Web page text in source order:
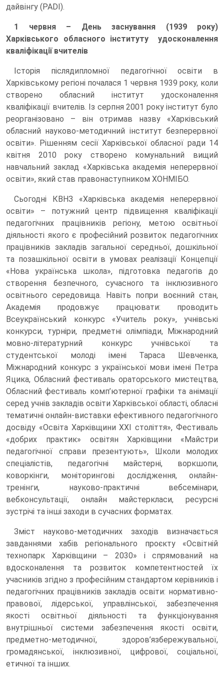
дайвінгу (PADI).
1 червня – День заснування (1939 року)
Харківського обласного інституту удосконалення
кваліфікації вчителів
Історія післядипломної педагогічної освіти в
Харківському регіоні почалася 1 червня 1939 року, коли
створено обласний інститут удосконалення
кваліфікації вчителів. Із серпня 2001 року інститут було
реорганізовано – він отримав назву «Харківський
обласний науково-методичний інститут безперервної
освіти». Рішенням сесії Харківської обласної ради 14
квітня 2010 року створено комунальний вищий
навчальний заклад «Харківська академія неперервної
освіти», який став правонаступником ХОНМІБО.
Сьогодні КВНЗ «Харківська академія неперервної
освіти» – потужний центр підвищення кваліфікації
педагогічних працівників регіону, метою освітньої
діяльності якого є професійний розвиток педагогічних
працівників закладів загальної середньої, дошкільної
та позашкільної освіти в умовах реалізації Концепції
«Нова українська школа», підготовка педагогів до
створення безпечного, сучасного та інклюзивного
освітнього середовища. Навіть попри воєнний стан,
Академія продовжує працювати: проводить
Всеукраїнський конкурс «Учитель року», учнівські
конкурси, турніри, предметні олімпіади, Міжнародний
мовно-літературний конкурс учнівської та
студентської молоді імені Тараса Шевченка,
Міжнародний конкурс з української мови імені Петра
Яцика, Обласний фестиваль ораторського мистецтва,
Обласний фестиваль комп’ютерної графіки та анімації
серед учнів закладів освіти Харківської області, обласні
тематичні онлайн-виставки ефективного педагогічного
досвіду «Освіта Харківщини ХХІ століття», Фестиваль
«добрих практик» освітян Харківщини «Майстри
педагогічної справи презентують», Школи молодих
спеціалістів, педагогічні майстерні, воркшопи,
коворкінги, моніторингові дослідження, онлайн-
тренінги, науково-практичні вебсемінари,
вебконсультації, онлайн майстеркласи, ресурсні
зустрічі та інші заходи в сучасних форматах.
Зміст науково-методичних заходів визначається
завданнями хабів регіонального проєкту «Освітній
технопарк Харківщини – 2030» і спрямований на
вдосконалення та розвиток компетентностей їх
учасників згідно з професійним стандартом керівників і
педагогічних працівників закладів освіти: нормативно-
правової, лідерської, управлінської, забезпечення
якості освітньої діяльності та функціонування
внутрішньої системи забезпечення якості освіти,
предметно-методичної, здоров’язбережувальної,
громадянської, інклюзивної, цифрової, соціальної,
етичної та інших.